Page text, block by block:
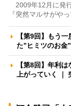
2009年12月に発
『突然マルサがや
【第9回】もう
た”ヒミツのお
【第8回】年利
上がっていく